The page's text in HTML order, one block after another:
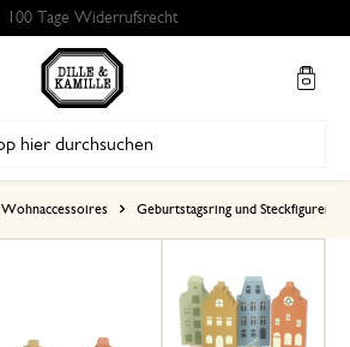
100 Tage Widerrufsrecht
Wohnaccessoires Geburtstagsring und Steckfiguren